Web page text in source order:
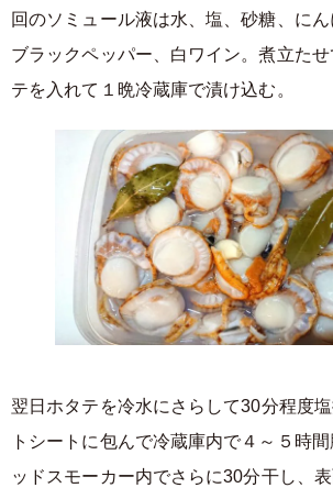
回のソミュール液は水、塩、砂糖、にん
ブラックペッパー、白ワイン。煮立た
テを入れて１晩冷蔵庫で漬け込む。
翌日ホタテを冷水にさらして30分程度
トシートに包んで冷蔵庫内で４～５時
ッドスモーカー内でさらに30分干し、